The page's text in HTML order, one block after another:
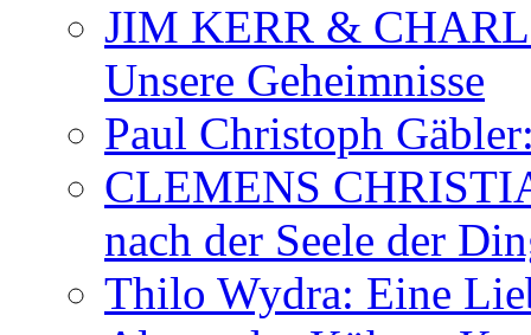
JIM KERR &
Unsere Geheimnisse
Paul Christoph
CLEMENS
nach der Seele der
Thilo Wydra: Eine